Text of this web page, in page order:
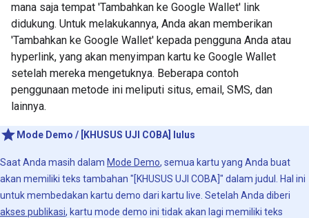
mana saja tempat 'Tambahkan ke Google Wallet' link
didukung. Untuk melakukannya, Anda akan memberikan
'Tambahkan ke Google Wallet' kepada pengguna Anda atau
hyperlink, yang akan menyimpan kartu ke Google Wallet
setelah mereka mengetuknya. Beberapa contoh
penggunaan metode ini meliputi situs, email, SMS, dan
lainnya.
Mode Demo / [KHUSUS UJI COBA] lulus
Saat Anda masih dalam Mode Demo, semua kartu yang Anda buat
akan memiliki teks tambahan "[KHUSUS UJI COBA]" dalam judul. Hal ini
untuk membedakan kartu demo dari kartu live. Setelah Anda diberi
akses publikasi, kartu mode demo ini tidak akan lagi memiliki teks